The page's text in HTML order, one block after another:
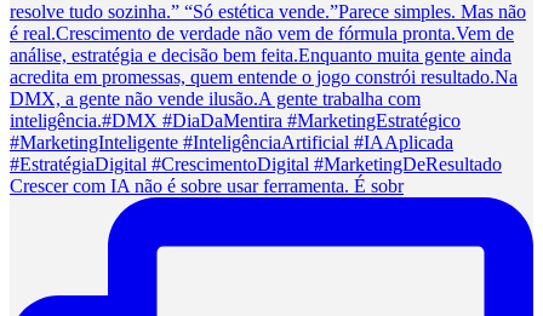
Crescer com IA não é sobre usar ferramenta. É sobr